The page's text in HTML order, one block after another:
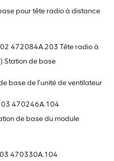
pour tête radio à distance
472084A.203 Tête radio à
Station de base
base de l'unité de ventilateur
470246A.104
de base du module
470330A.104